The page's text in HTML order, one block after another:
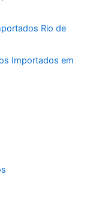
Rio de
Importados em